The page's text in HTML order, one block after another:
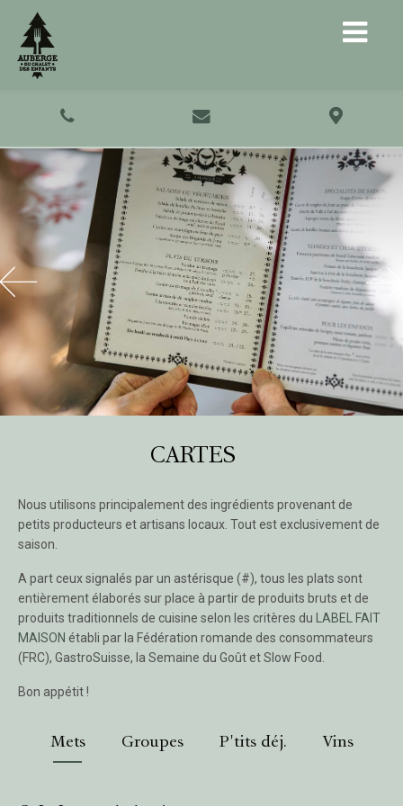
CARTES
Nous utilisons principalement des ingrédients provenant de
petits producteurs et artisans locaux. Tout est exclusivement de
saison.
A part ceux signalés par un astérisque (#), tous les plats sont
entièrement élaborés sur place à partir de produits bruts et de
produits traditionnels de cuisine selon les critères du LABEL FAIT
MAISON établi par la Fédération romande des consommateurs
(FRC), GastroSuisse, la Semaine du Goût et Slow Food.
Bon appétit !
Mets Groupes P'tits déj. Vins